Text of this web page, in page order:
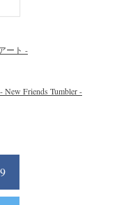
ート -
Friends Tumbler -